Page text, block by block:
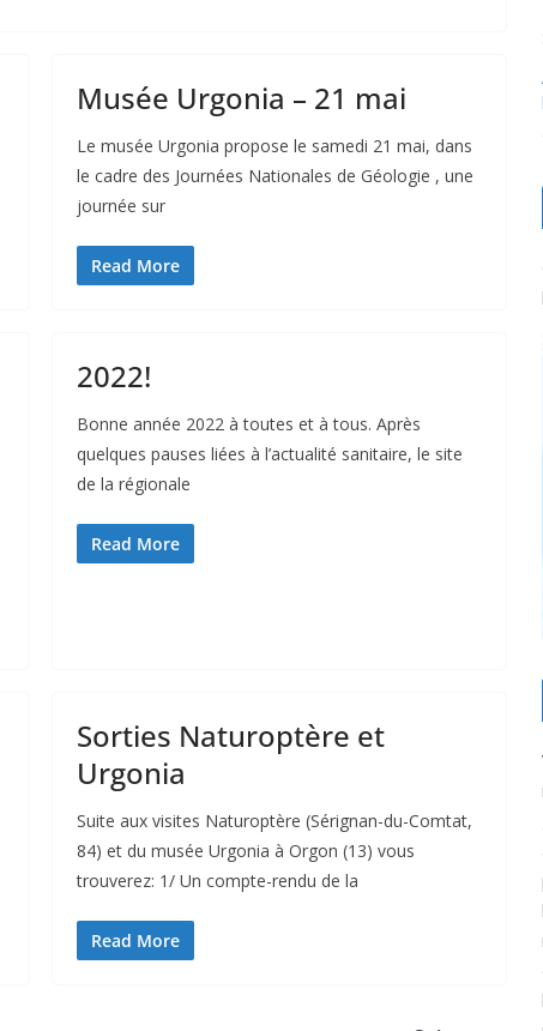
Musée Urgonia – 21 mai
Le musée Urgonia propose le samedi 21 mai, dans
le cadre des Journées Nationales de Géologie , une
journée sur
Read More
2022!
Bonne année 2022 à toutes et à tous. Après
quelques pauses liées à l’actualité sanitaire, le site
de la régionale
Read More
Sorties Naturoptère et
Urgonia
Suite aux visites Naturoptère (Sérignan-du-Comtat,
84) et du musée Urgonia à Orgon (13) vous
trouverez: 1/ Un compte-rendu de la
Read More